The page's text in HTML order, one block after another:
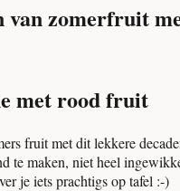
van zomerfruit
met rood fruit
fruit met dit lekkere
te maken, niet heel
je iets prachtigs op tafel :-)